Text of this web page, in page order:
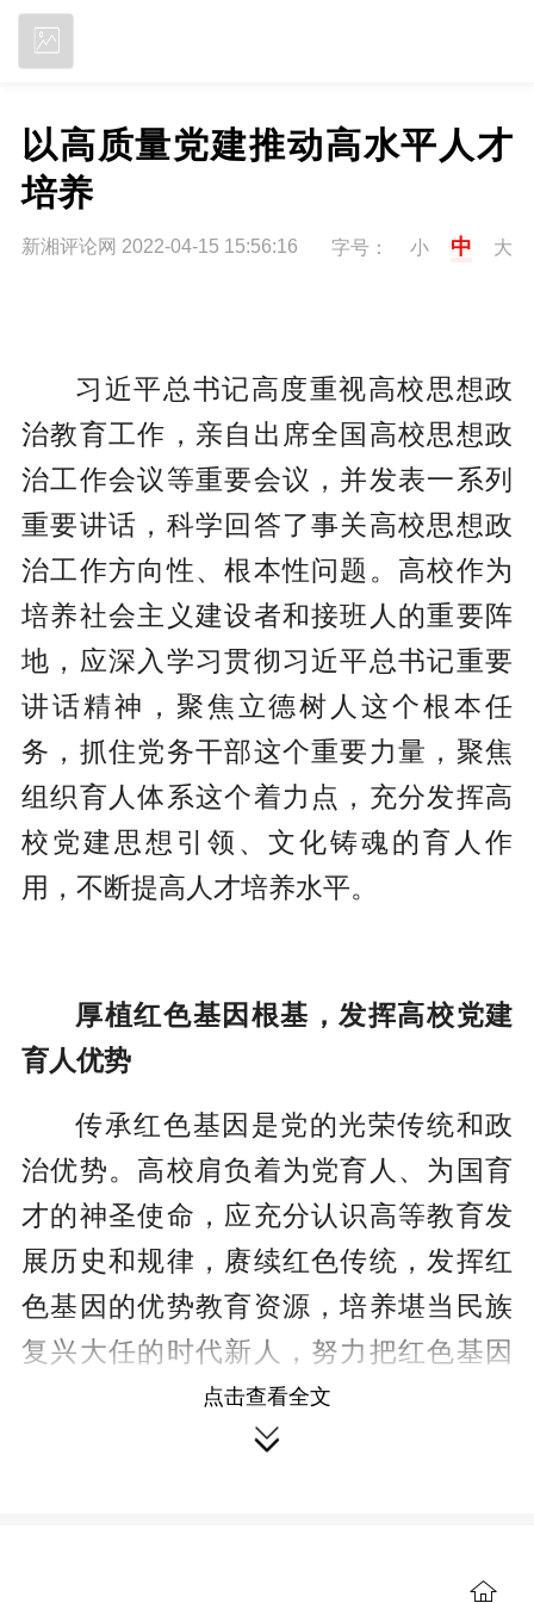
以高质量党建推动高水平人才
培养
新湘评论网 2022-04-15 15:56:16 字号： 小 中 大
习近平总书记高度重视高校思想政
治教育工作，亲自出席全国高校思想政
治工作会议等重要会议，并发表一系列
重要讲话，科学回答了事关高校思想政
治工作方向性、根本性问题。高校作为
培养社会主义建设者和接班人的重要阵
地，应深入学习贯彻习近平总书记重要
讲话精神，聚焦立德树人这个根本任
务，抓住党务干部这个重要力量，聚焦
组织育人体系这个着力点，充分发挥高
校党建思想引领、文化铸魂的育人作
用，不断提高人才培养水平。
厚植红色基因根基，发挥高校党建
育人优势
传承红色基因是党的光荣传统和政
治优势。高校肩负着为党育人、为国育
才的神圣使命，应充分认识高等教育发
展历史和规律，赓续红色传统，发挥红
色基因的优势教育资源，培养堪当民族
复兴大任的时代新人，努力把红色基因
深度融入党建育人全过程。
依托红色学科，打造红色讲堂，守
义在意识形态领域的指导地位，建强马
点击查看全文
